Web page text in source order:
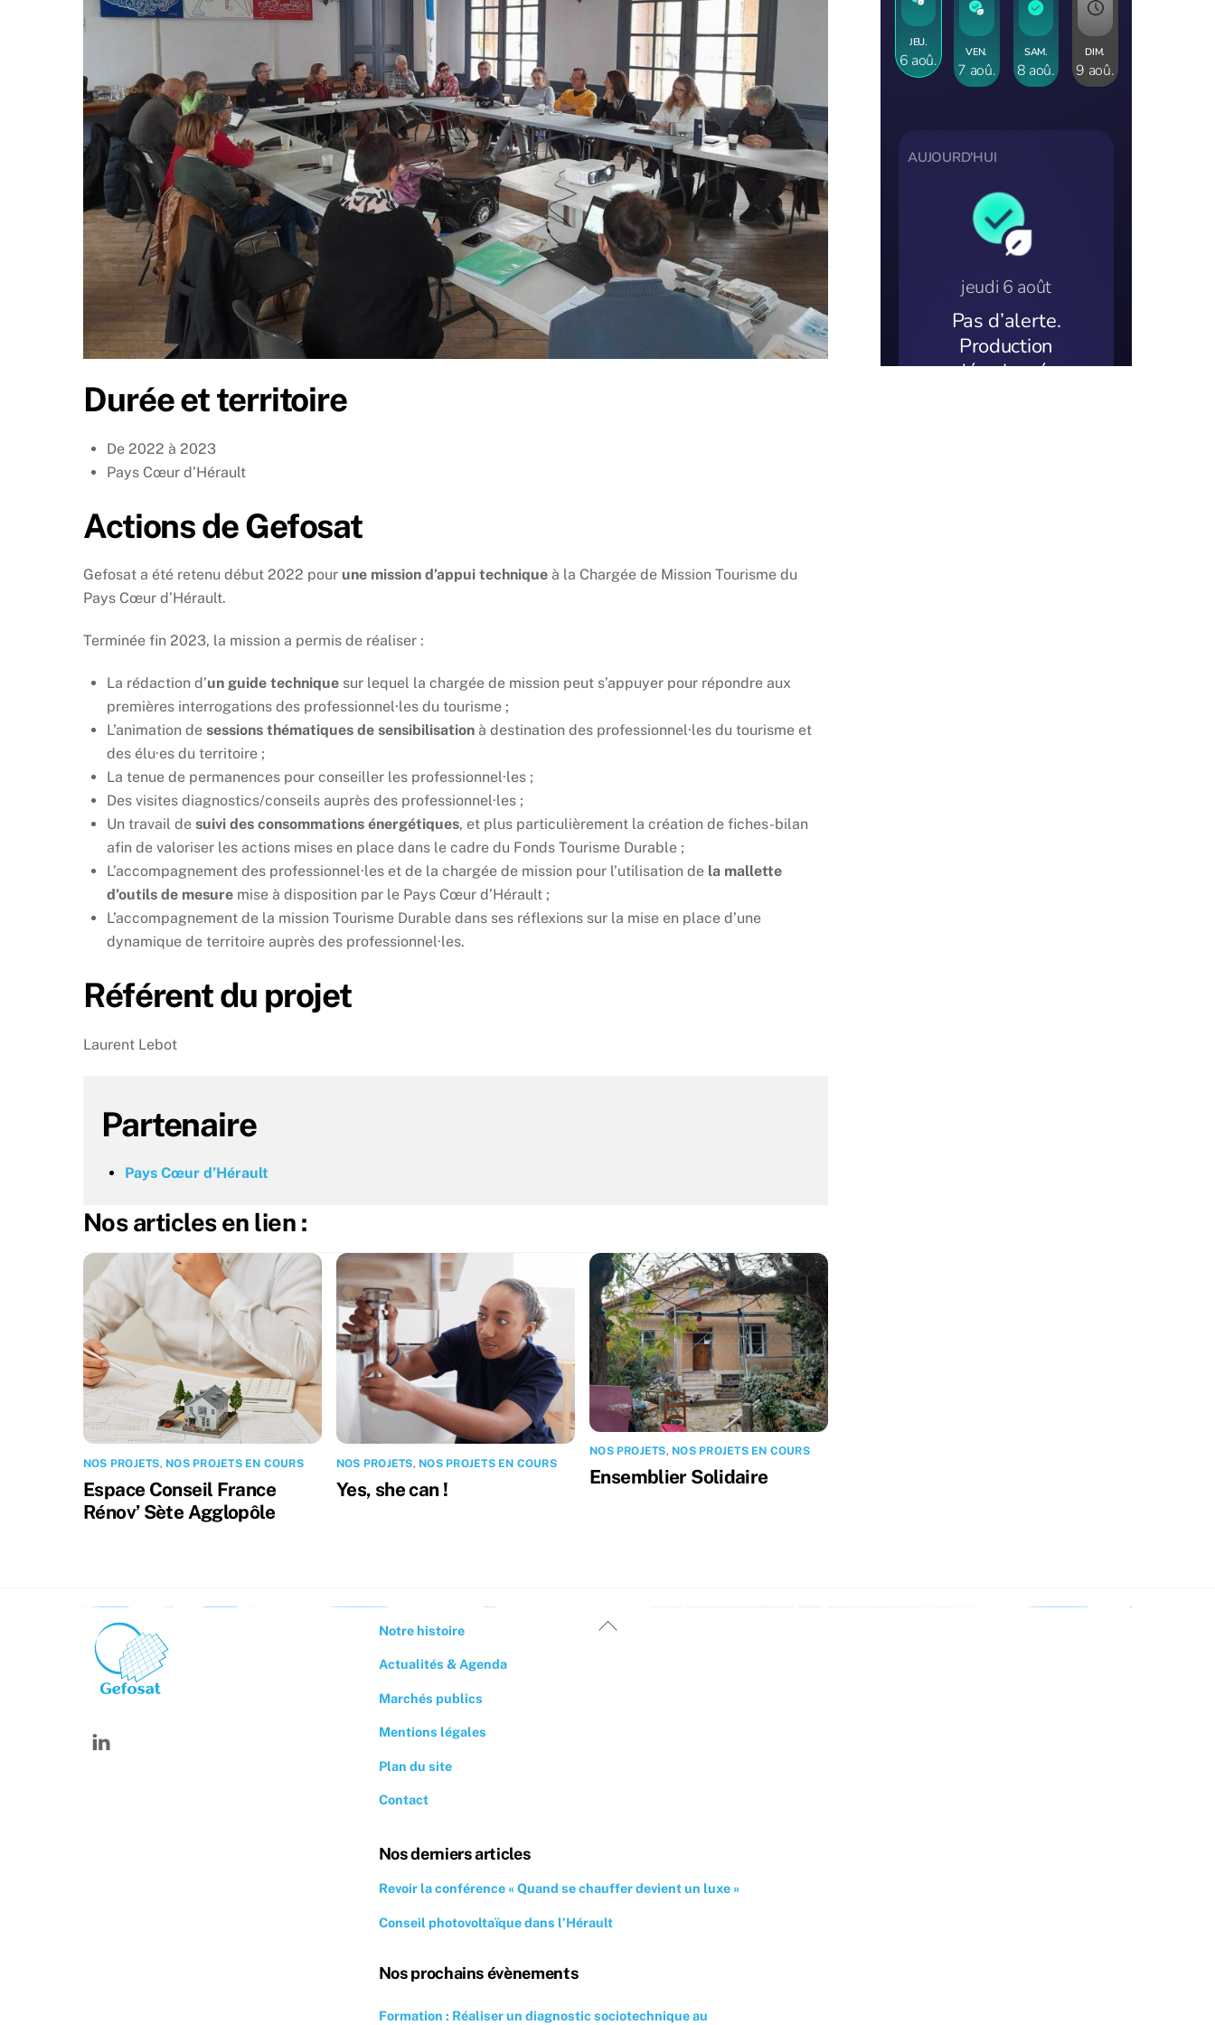
Durée et territoire
De 2022 à 2023
Pays Cœur d’Hérault
Actions de Gefosat
Gefosat a été retenu début 2022 pour une mission d’appui technique à la Chargée de Mission Tourisme du
Pays Cœur d’Hérault.
Terminée fin 2023, la mission a permis de réaliser :
La rédaction d’un guide techniquesur lequel la chargée de mission peut s’appuyer pour répondre aux
premières interrogations des professionnel·les du tourisme ;
L’animation de sessions thématiques de sensibilisationà destination des professionnel·les du tourisme et
des élu·es du territoire ;
La tenue de permanences pour conseiller les professionnel·les ;
Des visites diagnostics/conseils auprès des professionnel·les ;
Un travail de suivi des consommations énergétiques, et plus particulièrement la création de fiches-bilan
afin de valoriser les actions mises en place dans le cadre du Fonds Tourisme Durable ;
L’accompagnement des professionnel·les et de la chargée de mission pour l’utilisation de la mallette
d’outils de mesuremise à disposition par le Pays Cœur d’Hérault ;
L’accompagnement de la mission Tourisme Durable dans ses réflexions sur la mise en place d’une
dynamique de territoire auprès des professionnel·les.
Référent du projet
Laurent Lebot
Partenaire
Pays Cœur d’Hérault
Nos articles en lien :
NOS PROJETS, NOS PROJETS EN COURS
Espace Conseil France
Rénov’ Sète Agglopôle
NOS PROJETS, NOS PROJETS EN COURS
Yes, she can !
NOS PROJETS, NOS PROJETS EN COURS
Ensemblier Solidaire
Back
Notre histoire
Actualités & Agenda
Marchés publics
Mentions légales
Plan du site
Contact
Nos derniers articles
Revoir la conférence « Quand se chauffer devient un luxe »
Conseil photovoltaïque dans l’Hérault
Nos prochains évènements
Formation : Réaliser un diagnostic sociotechnique au